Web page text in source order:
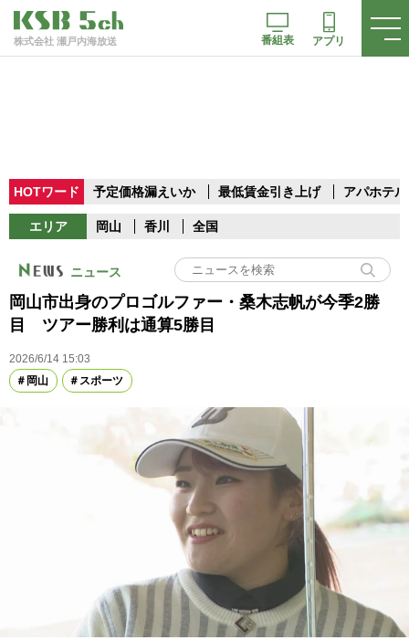
株式会社 瀬戸内海放送 番組表 アプリ
HOTワード 予定価格漏えいか 最低賃金引き上げ アパホテル
エリア 岡山 香川 全国
ニュース
岡山市出身のプロゴルファー・桑木志帆が今季2勝
目 ツアー勝利は通算5勝目
2026/6/14 15:03
岡山
スポーツ